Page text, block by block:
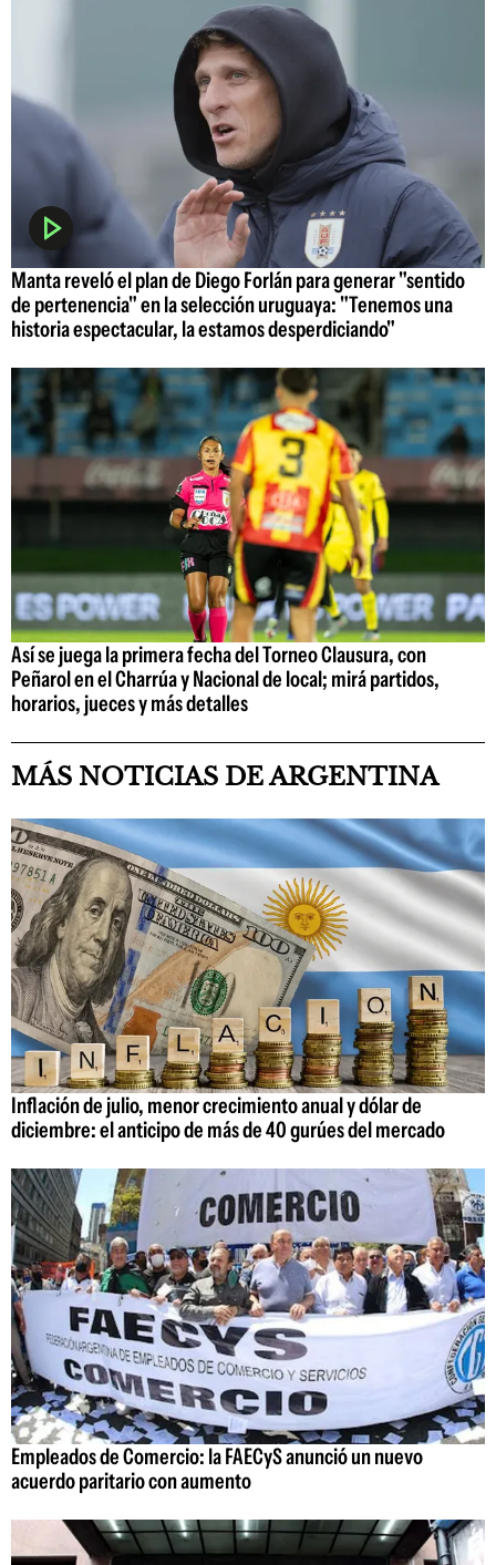
Manta reveló el plan de Diego Forlán para generar "sentido
de pertenencia" en la selección uruguaya: "Tenemos una
historia espectacular, la estamos desperdiciando"
Así se juega la primera fecha del Torneo Clausura, con
Peñarol en el Charrúa y Nacional de local; mirá partidos,
horarios, jueces y más detalles
MÁS NOTICIAS DE ARGENTINA
Inflación de julio, menor crecimiento anual y dólar de
diciembre: el anticipo de más de 40 gurúes del mercado
Empleados de Comercio: la FAECyS anunció un nuevo
acuerdo paritario con aumento